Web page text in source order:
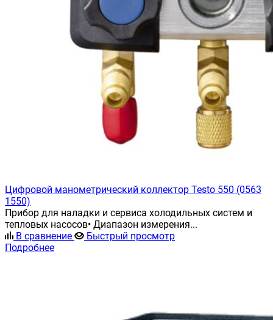
Цифровой манометрический коллектор Testo 550 (0563
1550)
Прибор для наладки и сервиса холодильных систем и
тепловых насосов• Диапазон измерения...
В сравнение
Быстрый просмотр
Подробнее